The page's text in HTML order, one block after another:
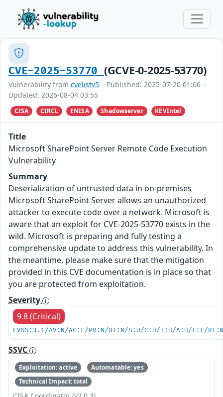
CVE-2025-53770 (GCVE-0-2025-53770)
Vulnerability from cvelistv5 – Published: 2025-07-20 01:06 –
Updated: 2026-08-04 03:55
CISA CIRCL ENISA Shadowserver KEVIntel
Title
Microsoft SharePoint Server Remote Code Execution
Vulnerability
Summary
Deserialization of untrusted data in on-premises
Microsoft SharePoint Server allows an unauthorized
attacker to execute code over a network. Microsoft is
aware that an exploit for CVE-2025-53770 exists in the
wild. Microsoft is preparing and fully testing a
comprehensive update to address this vulnerability. In
the meantime, please make sure that the mitigation
provided in this CVE documentation is in place so that
you are protected from exploitation.
Severity
9.8 (Critical)
CVSS:3.1/AV:N/AC:L/PR:N/UI:N/S:U/C:H/I:H/A:H/E:F/
SSVC
Exploitation: active
Automatable: yes
Technical Impact: total